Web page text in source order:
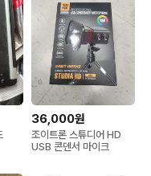
36,000원
조이트론 스튜디어 HD
USB 콘덴서 마이크